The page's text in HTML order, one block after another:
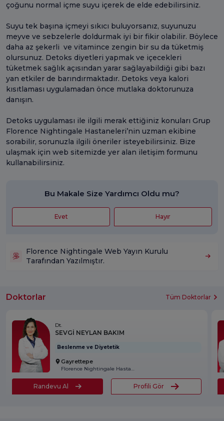
çoğunu normal içme suyu içerek de elde edebilirsiniz.
Suyu tek başına içmeyi sıkıcı buluyorsanız, suyunuzu
meyve ve sebzelerle doldurmak iyi bir fikir olabilir. Böylece
daha az şekerli ve vitamince zengin bir su da tüketmiş
olursunuz. Detoks diyetleri yapmak ve içecekleri
tüketmek sağlık açısından yarar sağlayabildiği gibi bazı
yan etkiler de barındırmaktadır. Detoks veya kalori
kısıtlaması uygulamadan önce mutlaka doktorunuza
danışın.
Detoks uygulaması ile ilgili merak ettiğiniz konuları Grup
Florence Nightingale Hastaneleri’nin uzman ekibine
sorabilir, sorunuzla ilgili öneriler isteyebilirsiniz. Bize
ulaşmak için web sitemizde yer alan iletişim formunu
kullanabilirsiniz.
Bu Makale Size Yardımcı Oldu mu?
Evet Hayır
Florence Nightingale Web Yayın Kurulu
Tarafından Yazılmıştır.
Doktorlar Tüm Doktorlar
Dt.
SEVGİ NEYLAN BAKIM
Beslenme ve Diyetetik
Gayrettepe
Florence Nightingale Hastanesi
Randevu Al Profili Gör